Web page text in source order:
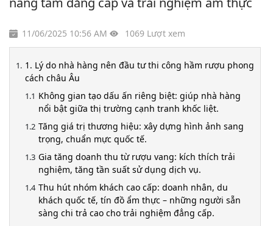
11/06/2025 10:56 AM 1069 Lượt xem
1. Lý do nhà hàng nên đầu tư thi công hầm rượu phong
cách châu Âu
Không gian tạo dấu ấn riêng biệt: giúp nhà hàng
nổi bật giữa thị trường cạnh tranh khốc liệt.
Tăng giá trị thương hiệu: xây dựng hình ảnh sang
trọng, chuẩn mực quốc tế.
Gia tăng doanh thu từ rượu vang: kích thích trải
nghiệm, tăng tần suất sử dụng dịch vụ.
Thu hút nhóm khách cao cấp: doanh nhân, du
khách quốc tế, tín đồ ẩm thực – những người sẵn
sàng chi trả cao cho trải nghiệm đẳng cấp.